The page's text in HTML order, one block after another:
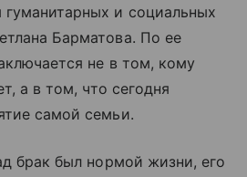
и социальных
Барматова. По ее
не в том, кому
а в том, что сегодня
самой семьи.
брак был нормой жизни, его